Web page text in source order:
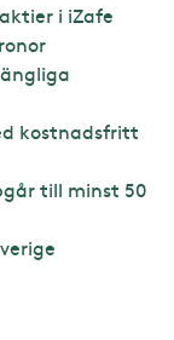
i iZafe
kostnadsfritt
till minst 50